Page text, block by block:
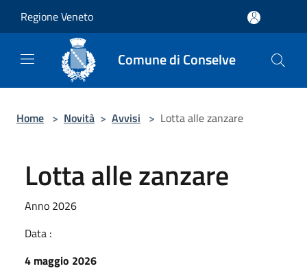
Regione Veneto
Comune di Conselve
Home > Novità > Avvisi > Lotta alle zanzare
Lotta alle zanzare
Anno 2026
Data :
4 maggio 2026